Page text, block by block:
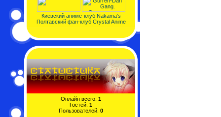
Киевский аниме-клуб Nakama's
Полтавский фан-клуб Crystal Anime
Онлайн всего: 1
Гостей: 1
Пользователей: 0